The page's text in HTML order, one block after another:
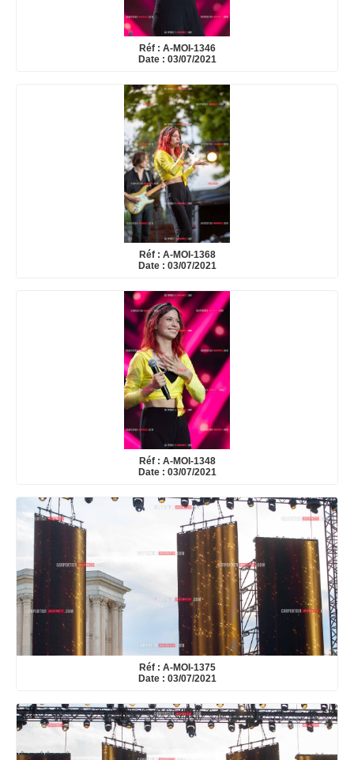
Réf : A-MOI-1346
Date : 03/07/2021
Réf : A-MOI-1368
Date : 03/07/2021
Réf : A-MOI-1348
Date : 03/07/2021
Réf : A-MOI-1375
Date : 03/07/2021